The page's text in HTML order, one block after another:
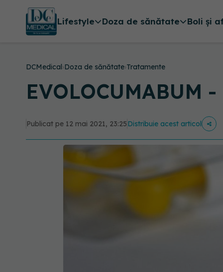
Lifestyle Doza de sănătate Boli și
DCMedical›Doza de sănătate›Tratamente
EVOLOCUMABUM
Publicat pe 12 mai 2021, 23:25Distribuie acest articol